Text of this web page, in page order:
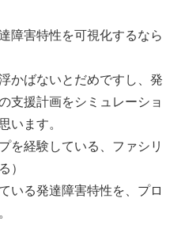
障害特性を可視化するなら
かばないとだめですし、発
支援計画をシミュレーショ
います。
を経験している、ファシリ
）
いる発達障害特性を、プロ